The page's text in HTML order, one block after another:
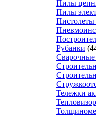
Пилы
Пилы
Пистолеты
Рубанки
Сварочные
Тележки